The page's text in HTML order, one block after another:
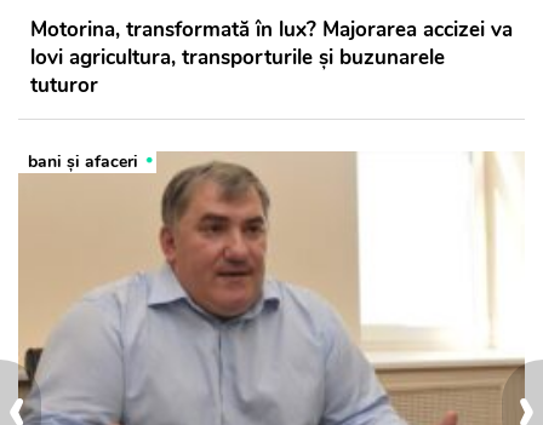
Motorina, transformată în lux? Majorarea accizei va
lovi agricultura, transporturile și buzunarele
tuturor
bani și afaceri